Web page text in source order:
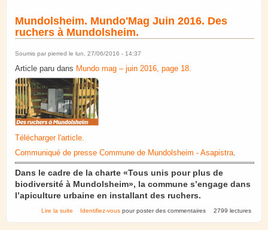
Mundolsheim. Mundo'Mag Juin 2016. Des
ruchers à Mundolsheim.
Soumis par pierred le lun, 27/06/2016 - 14:37
Article paru dans Mundo mag – juin 2016, page 18.
Télécharger l'article.
Communiqué de presse Commune de Mundolsheim - Asapistra.
Dans le cadre de la charte «Tous unis pour plus de
biodiversité à Mundolsheim», la commune s’engage dans
l’apiculture urbaine en installant des ruchers.
Lire la suite de Mundolsheim. Mundo'Mag Juin 2016. Des ruchers à
Identifiez-vous pour poster des commentaires 2799 lectures